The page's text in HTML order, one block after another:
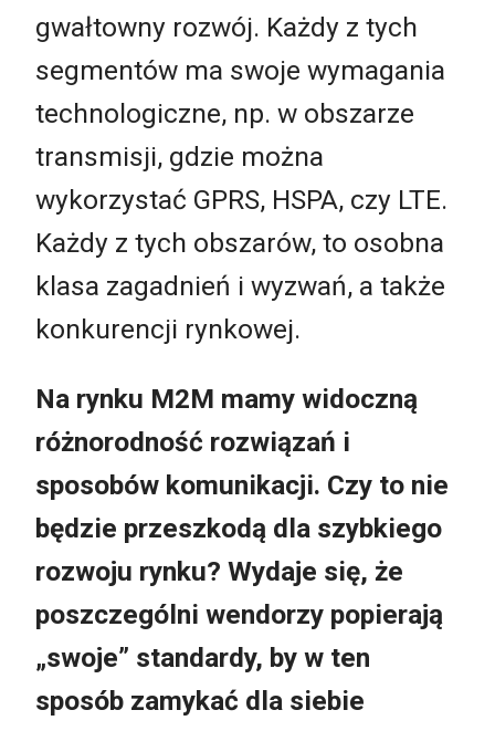
gwałtowny rozwój. Każdy z tych
segmentów ma swoje wymagania
technologiczne, np. w obszarze
transmisji, gdzie można
wykorzystać GPRS, HSPA, czy LTE.
Każdy z tych obszarów, to osobna
klasa zagadnień i wyzwań, a także
konkurencji rynkowej.
Na rynku M2M mamy widoczną
różnorodność rozwiązań i
sposobów komunikacji. Czy to nie
będzie przeszkodą dla szybkiego
rozwoju rynku? Wydaje się, że
poszczególni wendorzy popierają
„swoje” standardy, by w ten
sposób zamykać dla siebie